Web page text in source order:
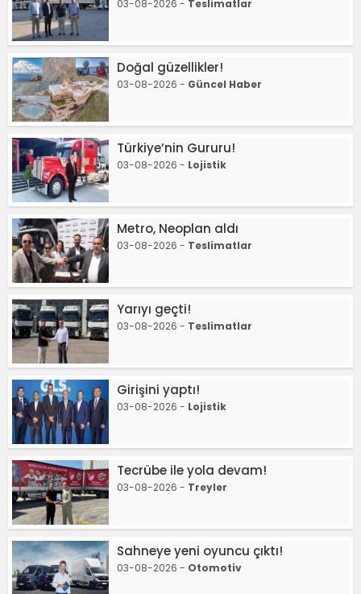
03-08-2026 - Teslimatlar
Doğal güzellikler!
03-08-2026 - Güncel Haber
Türkiye’nin Gururu!
03-08-2026 - Lojistik
Metro, Neoplan aldı
03-08-2026 - Teslimatlar
Yarıyı geçti!
03-08-2026 - Teslimatlar
Girişini yaptı!
03-08-2026 - Lojistik
Tecrübe ile yola devam!
03-08-2026 - Treyler
Sahneye yeni oyuncu çıktı!
03-08-2026 - Otomotiv